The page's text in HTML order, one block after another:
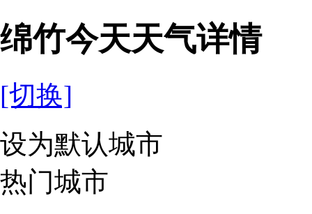
绵竹今天天气详情
[切换]
设为默认城市
热门城市